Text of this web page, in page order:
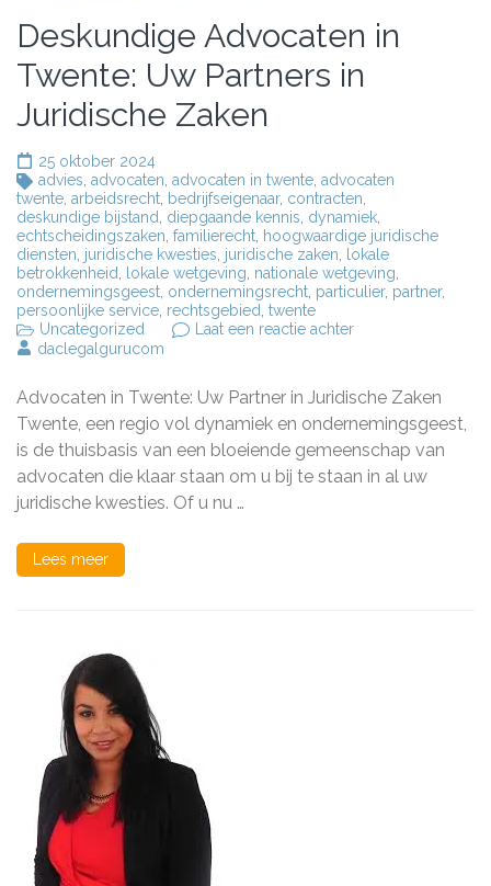
Deskundige Advocaten in
Twente: Uw Partners in
Juridische Zaken
25 oktober 2024
advies, advocaten, advocaten in twente, advocaten
twente, arbeidsrecht, bedrijfseigenaar, contracten,
deskundige bijstand, diepgaande kennis, dynamiek,
echtscheidingszaken, familierecht, hoogwaardige juridische
diensten, juridische kwesties, juridische zaken, lokale
betrokkenheid, lokale wetgeving, nationale wetgeving,
ondernemingsgeest, ondernemingsrecht, particulier, partner,
persoonlijke service, rechtsgebied, twente
Uncategorized
Laat een reactie achterop
Twente:
Uw
Partners
in
Juridische
daclegalgurucom
Advocaten in Twente: Uw Partner in Juridische Zaken
Twente, een regio vol dynamiek en ondernemingsgeest,
is de thuisbasis van een bloeiende gemeenschap van
advocaten die klaar staan om u bij te staan in al uw
juridische kwesties. Of u nu …
Lees meer